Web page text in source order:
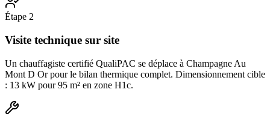
Étape 2
Visite technique sur site
Un chauffagiste certifié QualiPAC se déplace à Champagne Au
Mont D Or pour le bilan thermique complet. Dimensionnement cible
: 13 kW pour 95 m² en zone H1c.